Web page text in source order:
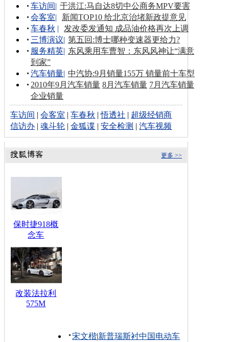
车访间| 于洪江:马自达8切中公商务MPV要害
会客室|
新闻TOP10 给北京治堵新政提意见
车春秋 |
发改委发通知 成品油价格再次上调
三博演议| 第五回:博士哪种变速器更给力?
服务精英| 东风乘用车曹智：东风风神让“满意
到家”
汽车销量| 中汽协:9月销量155万 销量前十车型
2010年9月汽车销量 8月汽车销量 7月汽车销量
企业销量
车访间 |会客室 |车春秋 |悟透社 | 超级经销商
信访办 |魂斗轮 |金狐谍 |安全检测 |汽车视频
更多 >>
保时捷918概
念车
改装法拉利
575M
宋文楷|新普瑞斯衬中国电动车